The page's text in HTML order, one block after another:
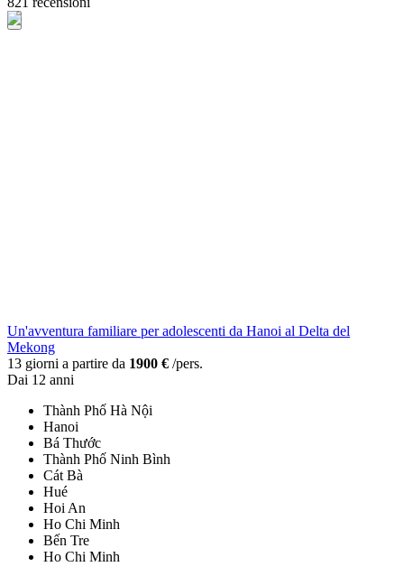
Un'avventura familiare per adolescenti da Hanoi al Delta del
Mekong
13 giorni a partire da 1900 € /pers.
Dai 12 anni
Thành Phố Hà Nội
Hanoi
Bá Thước
Thành Phố Ninh Bình
Cát Bà
Hué
Hoi An
Ho Chi Minh
Bến Tre
Ho Chi Minh